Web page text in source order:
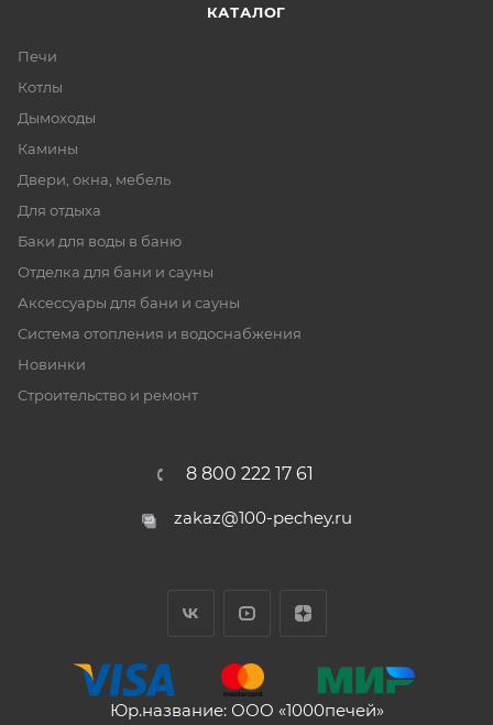
КАТАЛОГ
Печи
Котлы
Дымоходы
Камины
Двери, окна, мебель
Для отдыха
Баки для воды в баню
Отделка для бани и сауны
Аксессуары для бани и сауны
Система отопления и водоснабжения
Новинки
Строительство и ремонт
8 800 222 17 61
zakaz@100-pechey.ru
Юр.название: ООО «1000печей»